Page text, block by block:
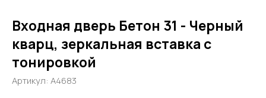
Входная дверь Бетон 31 - Черный
кварц, зеркальная вставка с
тонировкой
Артикул: А4683